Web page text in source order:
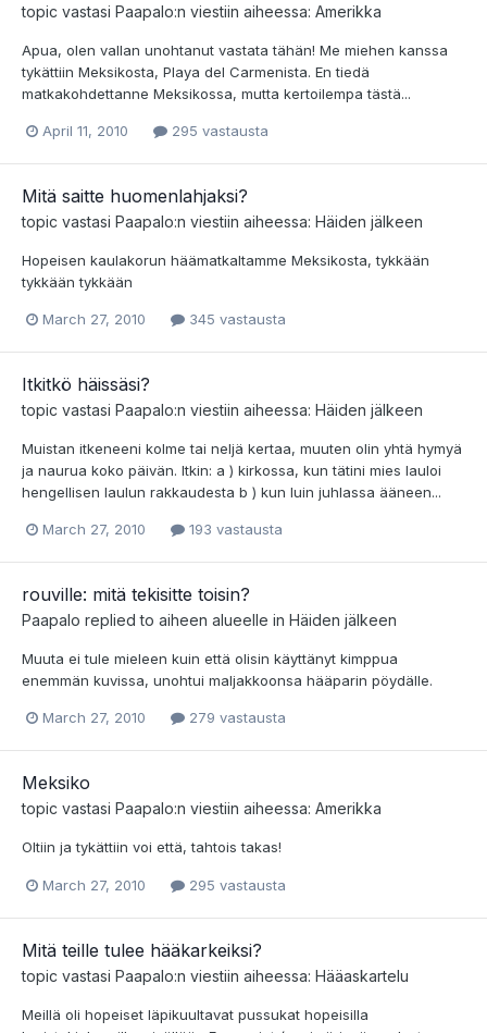
topic vastasi Paapalo:n viestiin aiheessa: Amerikka
Apua, olen vallan unohtanut vastata tähän! Me miehen kanssa
tykättiin Meksikosta, Playa del Carmenista. En tiedä
matkakohdettanne Meksikossa, mutta kertoilempa tästä...
April 11, 2010 295 vastausta
Mitä saitte huomenlahjaksi?
topic vastasi Paapalo:n viestiin aiheessa: Häiden jälkeen
Hopeisen kaulakorun häämatkaltamme Meksikosta, tykkään
tykkään tykkään
March 27, 2010 345 vastausta
Itkitkö häissäsi?
topic vastasi Paapalo:n viestiin aiheessa: Häiden jälkeen
Muistan itkeneeni kolme tai neljä kertaa, muuten olin yhtä hymyä
ja naurua koko päivän. Itkin: a ) kirkossa, kun tätini mies lauloi
hengellisen laulun rakkaudesta b ) kun luin juhlassa ääneen...
March 27, 2010 193 vastausta
rouville: mitä tekisitte toisin?
Paapalo replied to aiheen alueelle in Häiden jälkeen
Muuta ei tule mieleen kuin että olisin käyttänyt kimppua
enemmän kuvissa, unohtui maljakkoonsa hääparin pöydälle.
March 27, 2010 279 vastausta
Meksiko
topic vastasi Paapalo:n viestiin aiheessa: Amerikka
Oltiin ja tykättiin voi että, tahtois takas!
March 27, 2010 295 vastausta
Mitä teille tulee hääkarkeiksi?
topic vastasi Paapalo:n viestiin aiheessa: Hääaskartelu
Meillä oli hopeiset läpikuultavat pussukat hopeisilla